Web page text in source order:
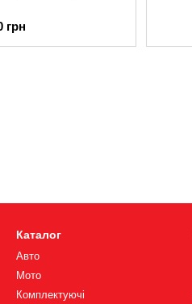
грн
Каталог
Авто
Мото
Комплектуючі